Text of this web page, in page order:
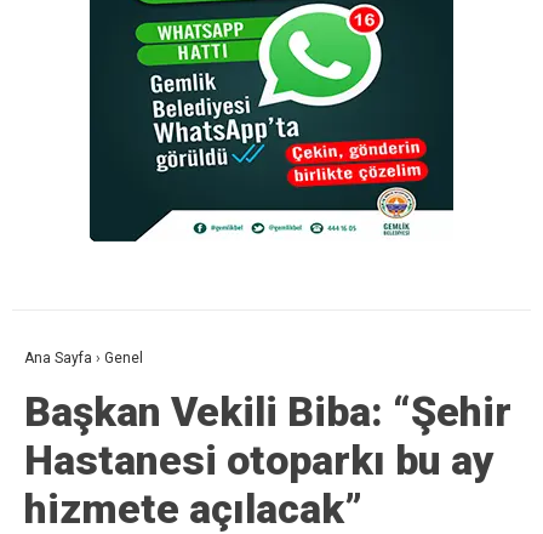
Ana Sayfa › Genel
Başkan Vekili Biba: “Şehir
Hastanesi otoparkı bu ay
hizmete açılacak”